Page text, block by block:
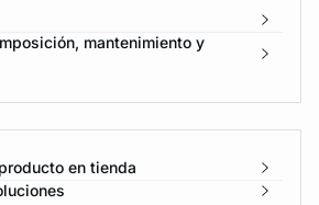
mantenimiento y
en tienda